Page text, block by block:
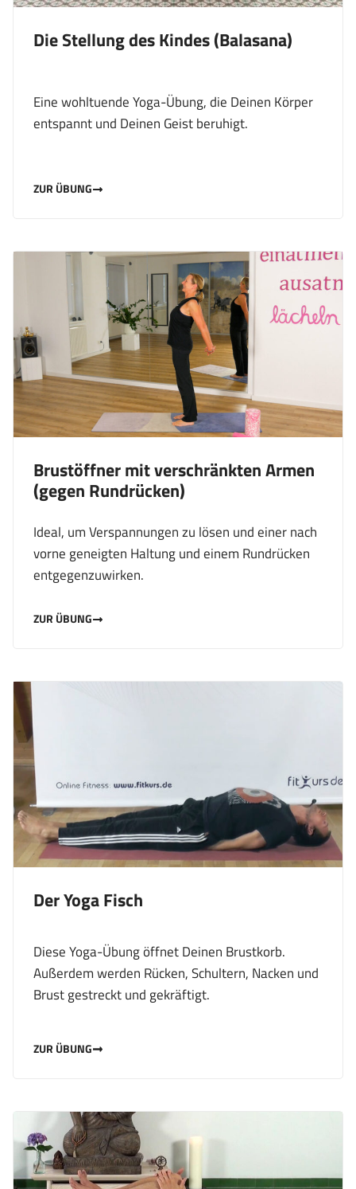
Die Stellung des Kindes (Balasana)
Eine wohltuende Yoga-Übung, die Deinen Körper
entspannt und Deinen Geist beruhigt.
ZUR ÜBUNG
Brustöffner mit verschränkten Armen
(gegen Rundrücken)
Ideal, um Verspannungen zu lösen und einer nach
vorne geneigten Haltung und einem Rundrücken
entgegenzuwirken.
ZUR ÜBUNG
Der Yoga Fisch
Diese Yoga-Übung öffnet Deinen Brustkorb.
Außerdem werden Rücken, Schultern, Nacken und
Brust gestreckt und gekräftigt.
ZUR ÜBUNG